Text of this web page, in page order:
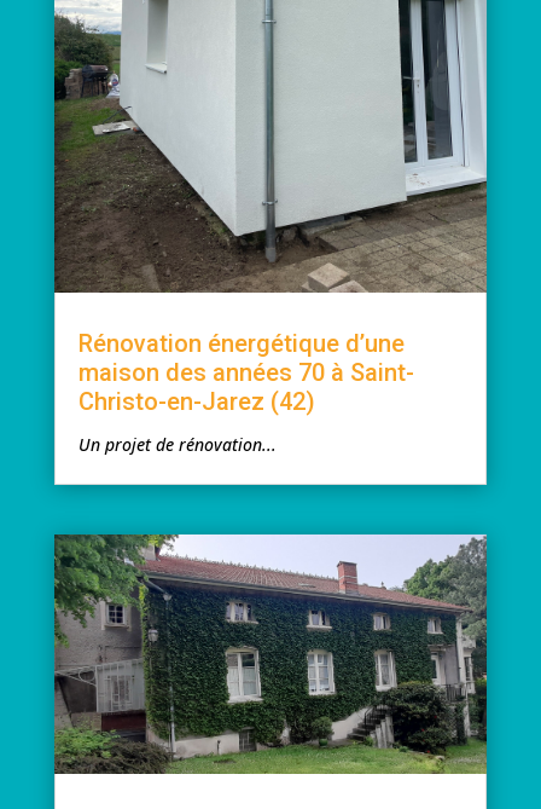
Rénovation énergétique d’une
maison des années 70 à Saint-
Christo-en-Jarez (42)
Un projet de rénovation...